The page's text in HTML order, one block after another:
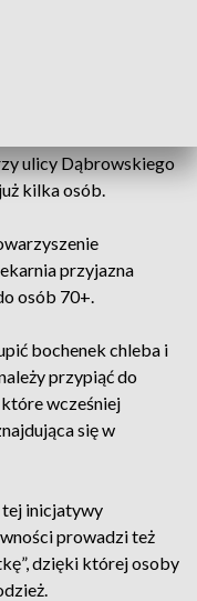
ulicy Dąbrowskiego
kilka osób.
przyjazna
osób 70+.
bochenek chleba i
przypiąć do
wcześniej
się w
inicjatywy
prowadzi też
dzięki której osoby